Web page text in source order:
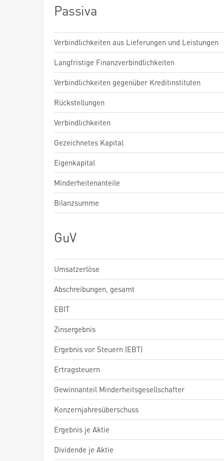
Passiva
Verbindlichkeiten aus Lieferungen und Leistungen
Langfristige Finanzverbindlichkeiten
Verbindlichkeiten gegenüber Kreditinstituten
Rückstellungen
Verbindlichkeiten
Gezeichnetes Kapital
Eigenkapital
Minderheitenanteile
Bilanzsumme
GuV
Umsatzerlöse
Abschreibungen, gesamt
EBIT
Zinsergebnis
Ergebnis vor Steuern (EBT)
Ertragsteuern
Gewinnanteil Minderheitsgesellschafter
Konzernjahresüberschuss
Ergebnis je Aktie
Dividende je Aktie